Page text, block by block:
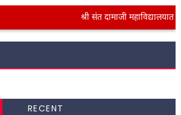
श्री संत दामाजी महाविद्यालयात
RECENT